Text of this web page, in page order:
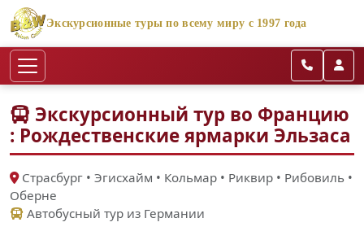
Экскурсионные туры по всему миру с 1997 года
Экскурсионный тур во Францию
: Рождественские ярмарки Эльзаса
Cтрасбург • Эгисхайм • Кольмар • Риквир • Рибовиль •
Оберне
Автобусный тур из Германии